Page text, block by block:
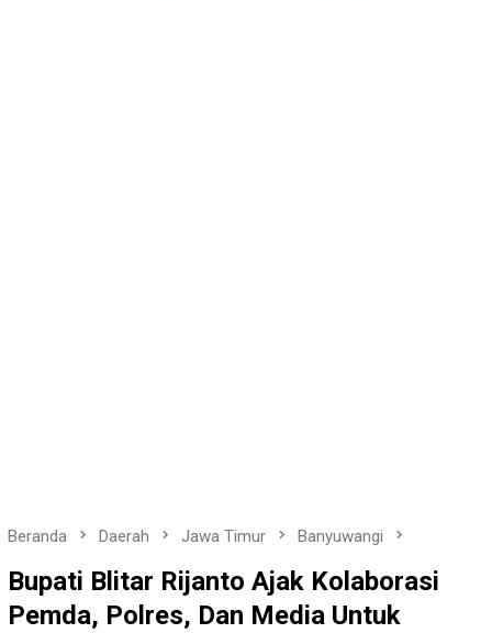
Beranda Daerah Jawa Timur Banyuwangi
Bupati Blitar Rijanto Ajak Kolaborasi
Pemda, Polres, Dan Media Untuk